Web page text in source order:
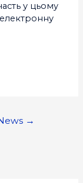
у цьому
→